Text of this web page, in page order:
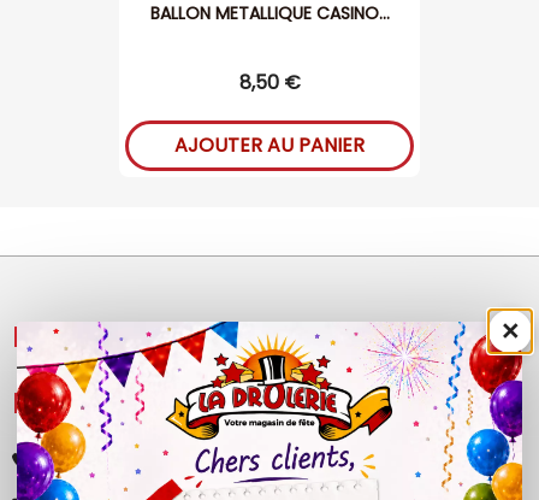
BALLON METALLIQUE CASINO...
8,50 €
AJOUTER AU PANIER
NOS PRODUITS 
LÉGAL 
+33 (0)4 50 40 81 00
×